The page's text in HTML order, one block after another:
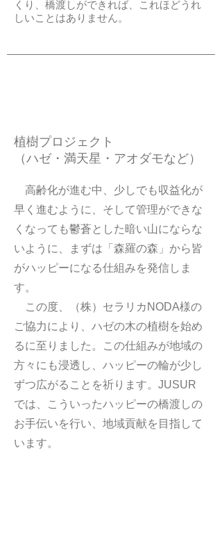
くり、橋渡しができれば、これほどうれ
しいことはありません。
植樹プロジェクト
（ハゼ・満天星・アオダモなど）
高齢化が進む中、少しでも収益化が
早く進むように、そして管理ができな
くなっても鬱蒼とした暗い山にならな
いように、まずは「森羅の森」から皆
がハッピーになる仕組みを発信しま
す。
この度、（株）セラリカNODA様の
ご協力により、ハゼの木の植樹を始め
るに至りました。この仕組みが地域の
方々にも浸透し、ハッピーの輪が少し
ずつ広がることを祈ります。JUSUR
では、こういったハッピーの橋渡しの
お手伝いを行い、地域貢献を目指して
います。